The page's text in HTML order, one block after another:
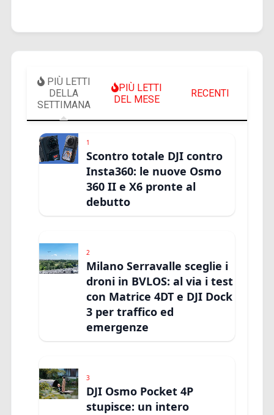
PIÙ LETTI
DELLA
SETTIMANA
PIÙ LETTI
DEL MESE
RECENTI
1
Scontro totale DJI contro
Insta360: le nuove Osmo
360 II e X6 pronte al
debutto
2
Milano Serravalle sceglie i
droni in BVLOS: al via i test
con Matrice 4DT e DJI Dock
3 per traffico ed
emergenze
3
DJI Osmo Pocket 4P
stupisce: un intero